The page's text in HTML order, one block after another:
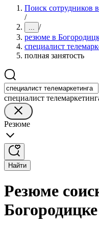
Поиск сотрудников
/
... /
резюме в
специалист
полная занятость
специалист
Резюме
Найти
Резюме
Богородицке